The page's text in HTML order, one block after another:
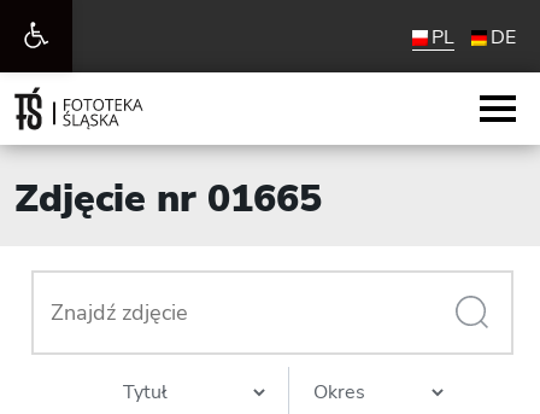
Otwórz
pasek
narzędzi
PL DE
Zdjęcie nr 01665